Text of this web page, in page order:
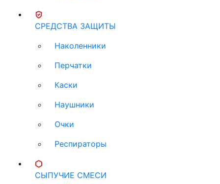
СРЕДСТВА ЗАЩИТЫ
Наколенники
Перчатки
Каски
Наушники
Очки
Респираторы
СЫПУЧИЕ СМЕСИ